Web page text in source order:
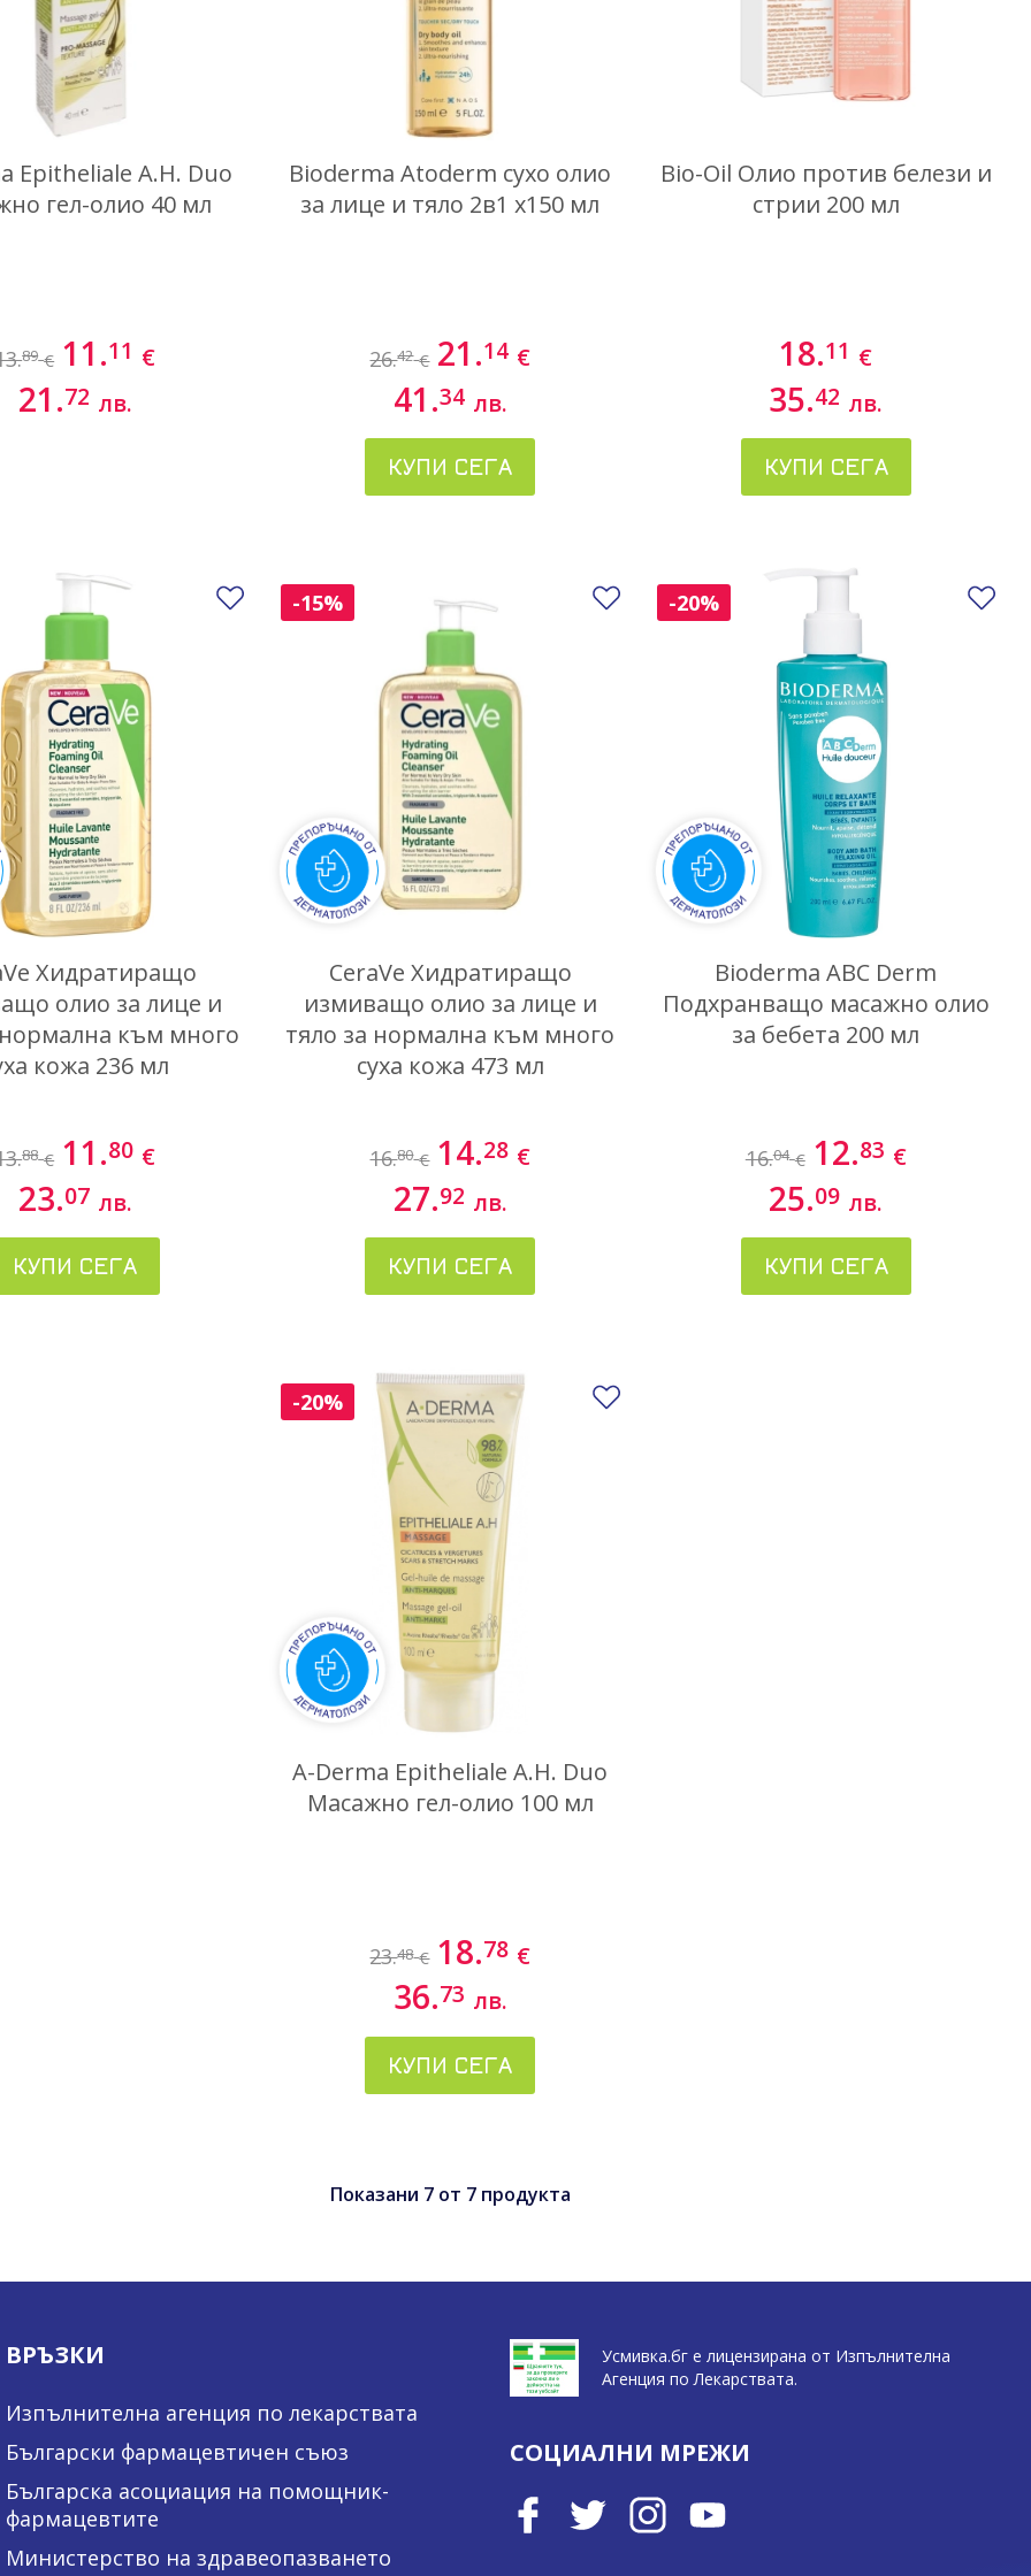
Epitheliale А.Н. Duo
гел-олио 40 мл
89 € 11.11 €
21.72 лв.
Bioderma Atoderm сухо олио
за лице и тяло 2в1 х150 мл
26.42 €21.14 €
41.34 лв.
КУПИ СЕГА
Bio-Oil Олио против белези и
стрии 200 мл
18.11 €
35.42 лв.
КУПИ СЕГА
Хидратиращо
олио за лице и
към много
кожа 236 мл
88 € 11.80 €
23.07 лв.
КУПИ СЕГА
Добави в любими
CeraVe Хидратиращо
измиващо олио за лице и
тяло за нормална към много
суха кожа 473 мл
16.80 €14.28 €
27.92 лв.
КУПИ СЕГА
-15% Добави в любими
Bioderma ABC Derm
Подхранващо масажно олио
за бебета 200 мл
16.04 €12.83 €
25.09 лв.
КУПИ СЕГА
-20%
A-Derma Epitheliale А.Н. Duo
Масажно гел-олио 100 мл
23.48 €18.78 €
36.73 лв.
КУПИ СЕГА
-20%
Показани 7 от 7 продукта
ВРЪЗКИ
Изпълнителна агенция по лекарствата
Български фармацевтичен съюз
Българска асоциация на помощник-
фармацевтите
Министерство на здравеопазването
Усмивка.бг е лицензирана от Изпълнителна
Агенция по Лекарствата.
СОЦИАЛНИ МРЕЖИ